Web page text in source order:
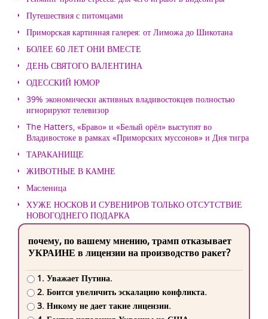
Путешествия с питомцами
Приморская картинная галерея: от Лиможа до Шикотана
БОЛЕЕ 60 ЛЕТ ОНИ ВМЕСТЕ
ДЕНЬ СВЯТОГО ВАЛЕНТИНА
ОДЕССКИЙ ЮМОР
39% экономически активных владивостокцев полностью
игнорируют телевизор
The Hatters, «Браво» и «Белый орёл» выступят во
Владивостоке в рамках «Приморских муссонов» и Дня тигра
ТАРАКАНИЩЕ
ЖИВОТНЫЕ В КАМНЕ
Масленица
ХУЖЕ НОСКОВ И СУВЕНИРОВ ТОЛЬКО ОТСУТСТВИЕ
НОВОГОДНЕГО ПОДАРКА
почему, по вашему мнению, трамп отказывает
УКРАИНЕ в лицензии на производство ракет?
1. Уважает Путина.
2. Боится увеличить эскалацию конфликта.
3. Никому не дает такие лицензии.